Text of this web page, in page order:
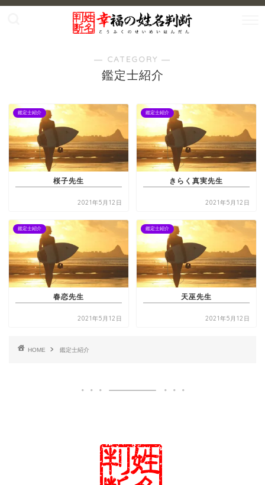
― CATEGORY ―
鑑定士紹介
鑑定士紹介
桜子先生
2021年5月12日
鑑定士紹介
きらく真実先生
2021年5月12日
鑑定士紹介
春恋先生
2021年5月12日
鑑定士紹介
天巫先生
2021年5月12日
HOME 鑑定士紹介